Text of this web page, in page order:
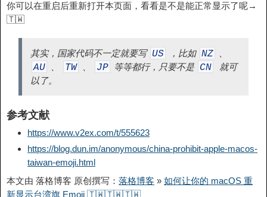
你可以在重启后重新打开本页面，看看是不是能正常显示了呢→
🇹🇼️
其实，国家代码不一定就要写 US ，比如 NZ
AU TW JP 等等都行，只要不是 CN
就可
以了。
参考文献
https://www.v2ex.com/t/555623
https://blog.dun.im/anonymous/china-prohibit-apple-macos-
taiwan-emoji.html
本文由 落格博客 原创撰写： 落格博客 » 如何让你的 macOS 重
新显示台湾旗 Emoji 🇹🇼️🇹🇼️🇹🇼️